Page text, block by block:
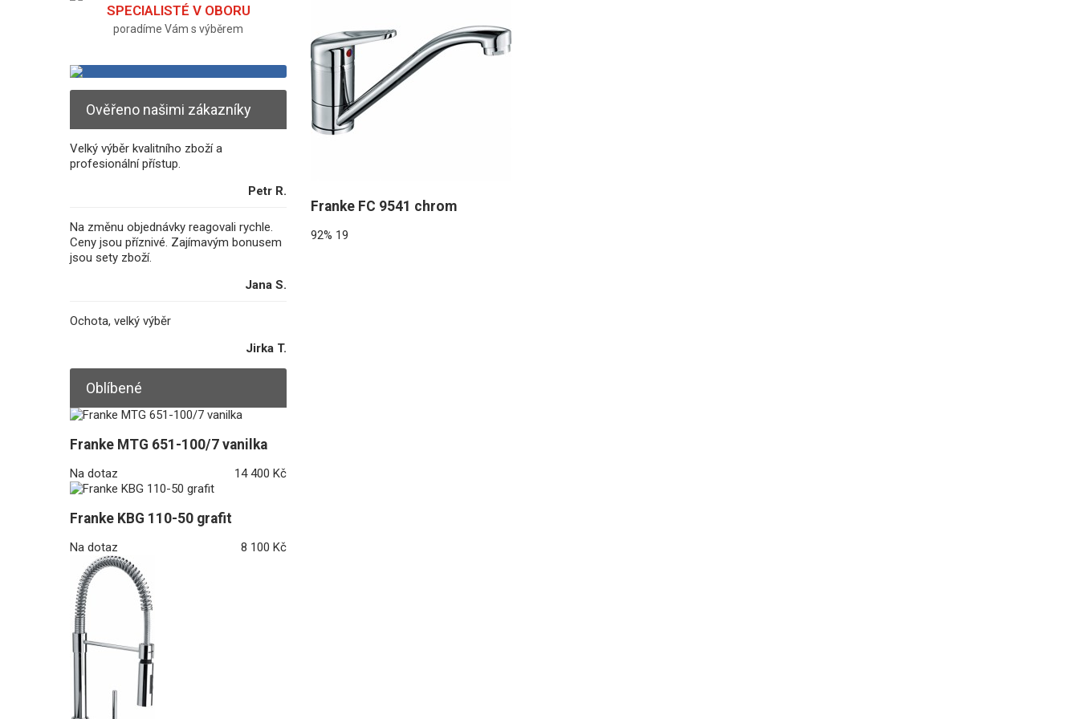
Franke FC 9541 chrom
92% 19
SPECIALISTÉ V OBORU
poradíme Vám s výběrem
Ověřeno našimi zákazníky
Velký výběr kvalitního zboží a
profesionální přístup.
Petr R.
Na změnu objednávky reagovali rychle.
Ceny jsou příznivé. Zajímavým bonusem
jsou sety zboží.
Jana S.
Ochota, velký výběr
Jirka T.
Oblíbené
Franke MTG 651-100/7 vanilka
Na dotaz 14 400 Kč
Franke KBG 110-50 grafit
Na dotaz 8 100 Kč